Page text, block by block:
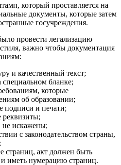
который проставляется на
документы, которые затем
госучреждения.
провести легализацию
важно чтобы документация
и качественный текст;
специальном бланке;
которые
об образовании;
подписи и печати;
реквизиты;
не искажены;
с законодательством страны,
страниц, акт должен быть
и иметь нумерацию страниц.